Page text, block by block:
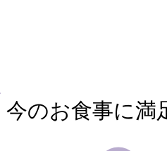
今のお食事に満